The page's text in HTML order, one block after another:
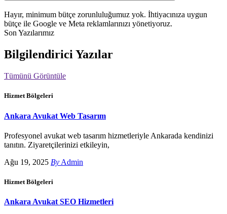
Hayır, minimum bütçe zorunluluğumuz yok. İhtiyacınıza uygun
bütçe ile Google ve Meta reklamlarınızı yönetiyoruz.
Son Yazılarımız
Bilgilendirici Yazılar
Tümünü Görüntüle
Hizmet Bölgeleri
Ankara Avukat Web Tasarım
Profesyonel avukat web tasarım hizmetleriyle Ankarada kendinizi
tanıtın. Ziyaretçilerinizi etkileyin,
Ağu 19, 2025 By Admin
Hizmet Bölgeleri
Ankara Avukat SEO Hizmetleri